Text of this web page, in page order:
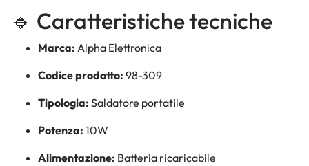
🔹 Caratteristiche tecniche
Marca: Alpha Elettronica
Codice prodotto: 98-309
Tipologia: Saldatore portatile
Potenza: 10W
Alimentazione: Batteria ricaricabile